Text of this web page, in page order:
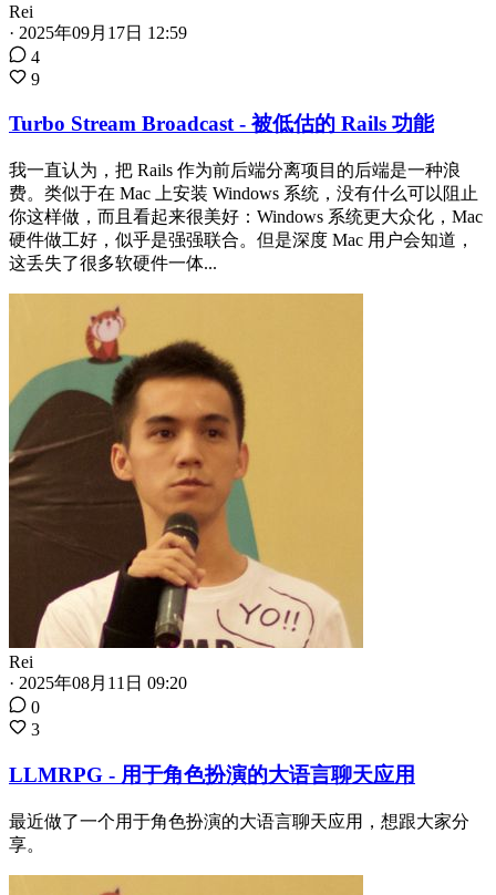
Rei
· 2025年09月17日 12:59
4
9
Turbo Stream Broadcast - 被低估的 Rails 功能
我一直认为，把 Rails 作为前后端分离项目的后端是一种浪
费。类似于在 Mac 上安装 Windows 系统，没有什么可以阻止
你这样做，而且看起来很美好：Windows 系统更大众化，Mac
硬件做工好，似乎是强强联合。但是深度 Mac 用户会知道，
这丢失了很多软硬件一体...
Rei
· 2025年08月11日 09:20
0
3
LLMRPG - 用于角色扮演的大语言聊天应用
最近做了一个用于角色扮演的大语言聊天应用，想跟大家分
享。